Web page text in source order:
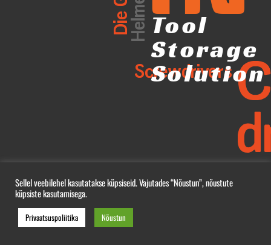
Screwdrivers
Tool
Storage
Solution
Sellel veebilehel kasutatakse küpsiseid. Vajutades “Nõustun”, nõustute
küpsiste kasutamisega.
Privaatsuspoliitika Nõustun